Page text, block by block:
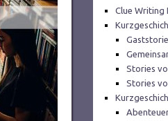
Clue Writing
Stories
Stories